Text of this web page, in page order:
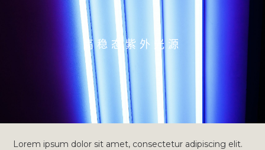
高稳态紫外光源
Lorem ipsum dolor sit amet, consectetur adipiscing elit.